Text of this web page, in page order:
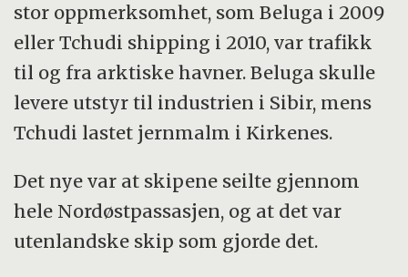
stor oppmerksomhet, som Beluga i 2009
eller Tchudi shipping i 2010, var trafikk
til og fra arktiske havner. Beluga skulle
levere utstyr til industrien i Sibir, mens
Tchudi lastet jernmalm i Kirkenes.
Det nye var at skipene seilte gjennom
hele Nordøstpassasjen, og at det var
utenlandske skip som gjorde det.